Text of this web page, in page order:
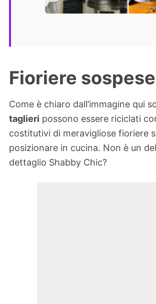
Fioriere sospese
Come è chiaro dall’immagine qui
taglieri possono essere riciclati
costitutivi di meravigliose fioriere
posizionare in cucina. Non è un
dettaglio Shabby Chic?